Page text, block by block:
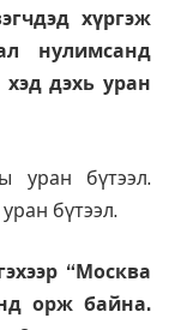
хүргэж
нулимсанд
дэхь уран
уран бүтээл.
бүтээл.
“Москва
орж байна.